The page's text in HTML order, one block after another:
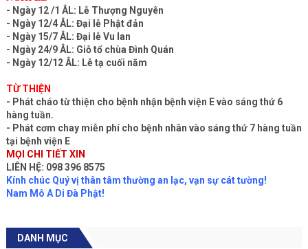
- Ngày 12 /1 ÂL: Lễ Thượng Nguyên
- Ngày 12/4 ÂL: Đại lễ Phật đản
- Ngày 15/7 ÂL: Đại lễ Vu lan
- Ngày 24/9 ÂL: Giỗ tổ chùa Đình Quán
- Ngày 12/12 ÂL: Lễ tạ cuối năm
TỪ THIỆN
- Phát cháo từ thiện cho bệnh nhận bệnh viện E vào sáng thứ 6
hàng tuần.
- Phát cơm chay miễn phí cho bệnh nhân vào sáng thứ 7 hàng tuần
tại bệnh viện E
MỌI CHI TIẾT XIN
LIÊN HỆ: 098 396 8575
Kính chúc Quý vị thân tâm thường an lạc, vạn sự cát tường!
Nam Mô A Di Đà Phật!
DANH MỤC